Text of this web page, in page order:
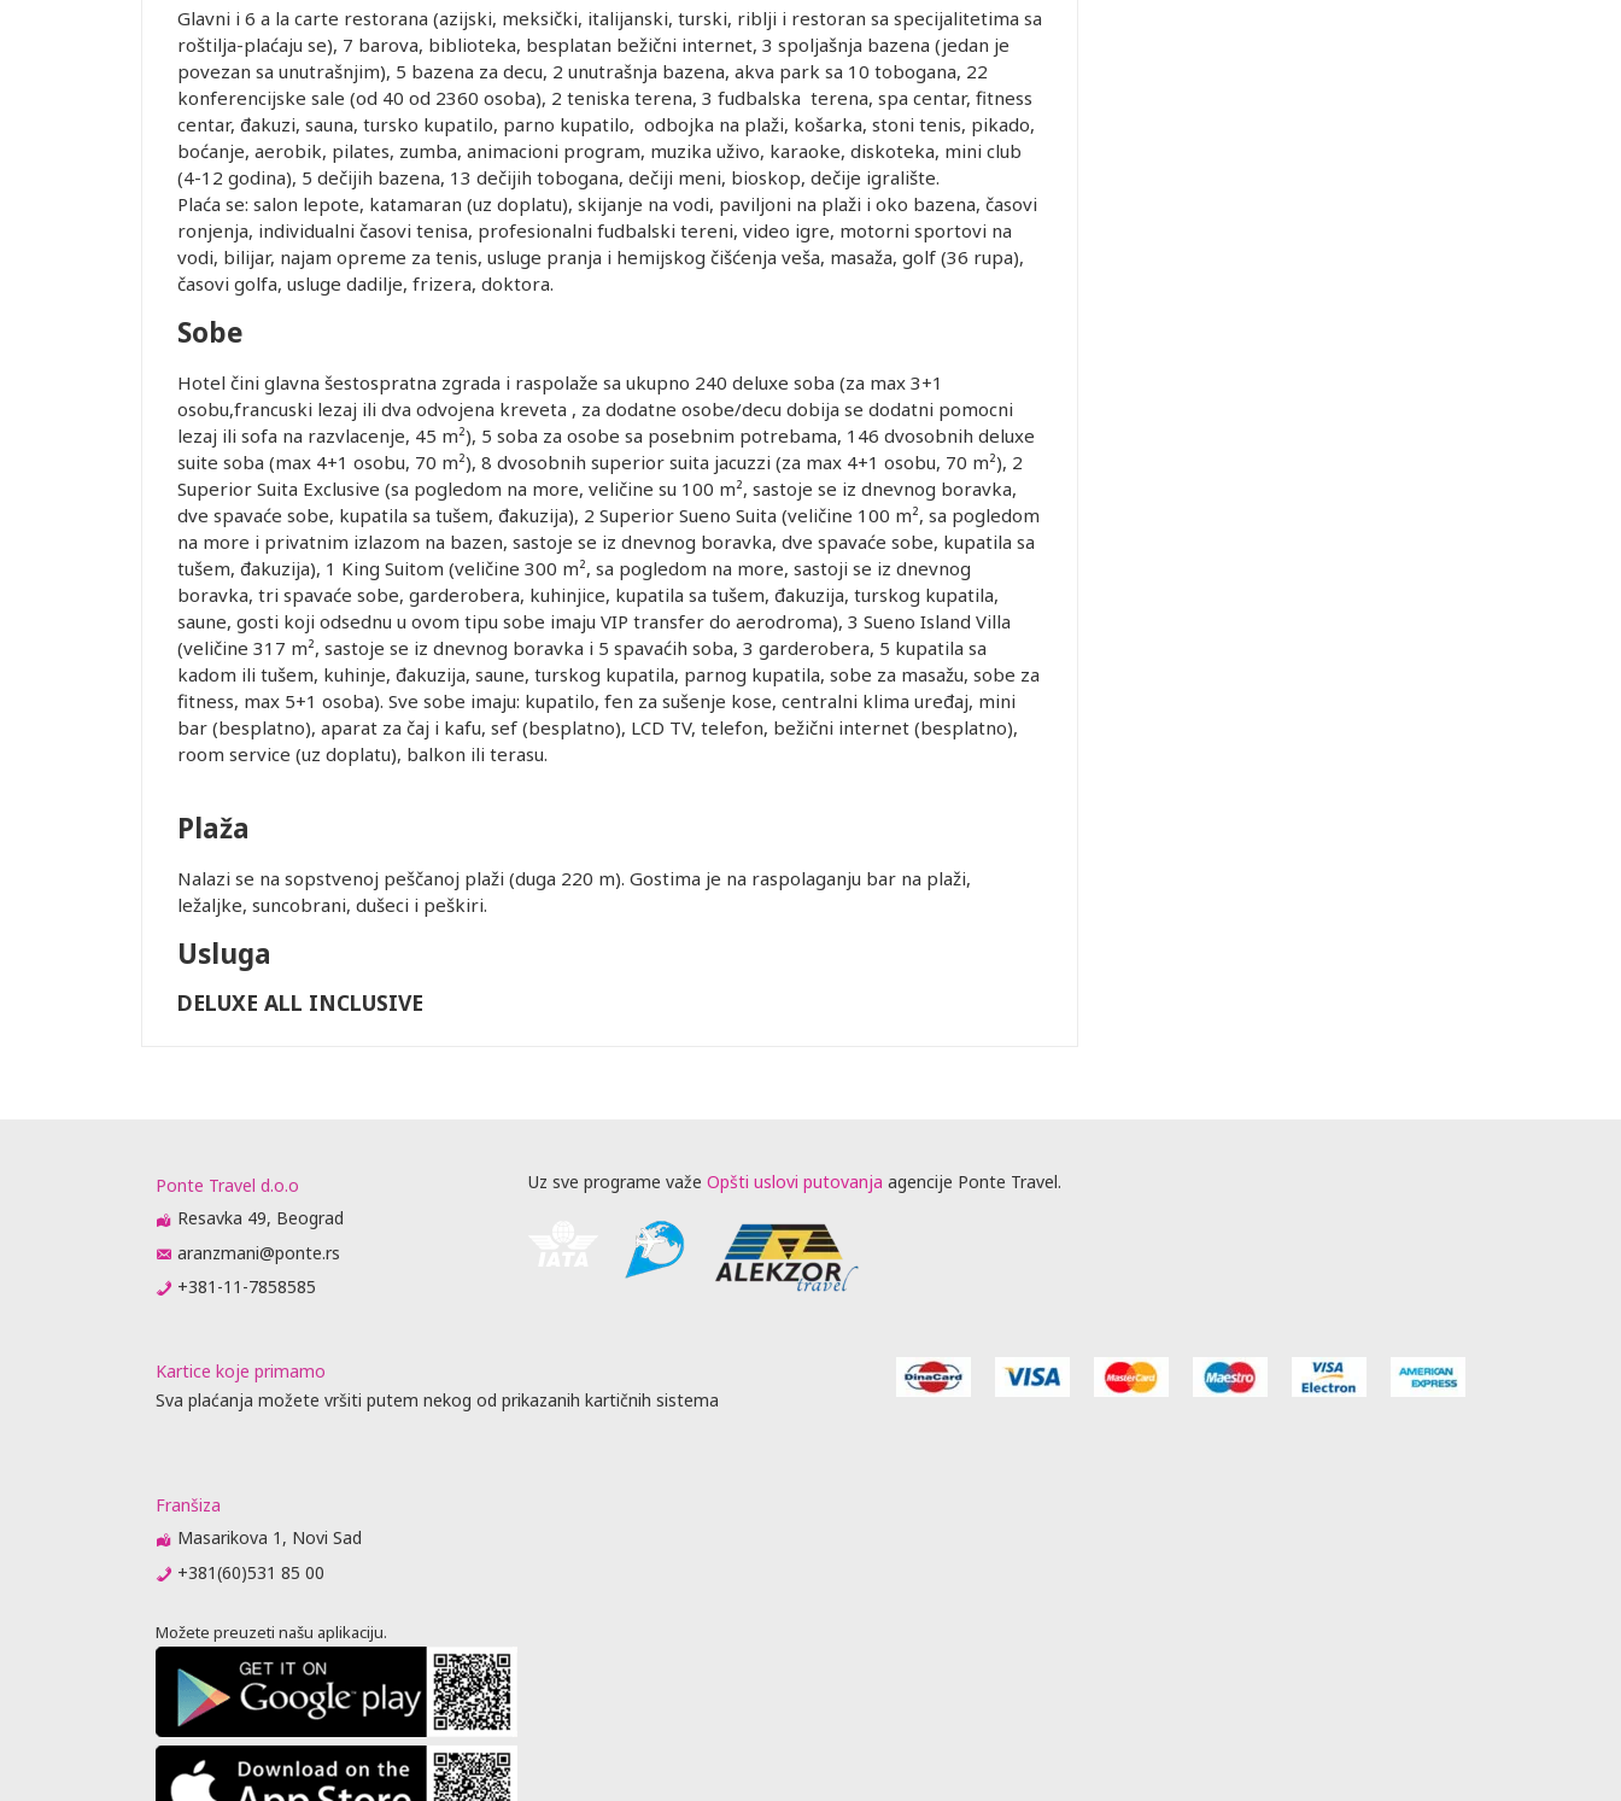
Glavni i 6 a la carte restorana (azijski, meksički, italijanski, turski, riblji i restoran sa specijalitetima sa
roštilja-plaćaju se), 7 barova, biblioteka, besplatan bežični internet, 3 spoljašnja bazena (jedan je
povezan sa unutrašnjim), 5 bazena za decu, 2 unutrašnja bazena, akva park sa 10 tobogana, 22
konferencijske sale (od 40 od 2360 osoba), 2 teniska terena, 3 fudbalska terena, spa centar, fitness
centar, đakuzi, sauna, tursko kupatilo, parno kupatilo, odbojka na plaži, košarka, stoni tenis, pikado,
boćanje, aerobik, pilates, zumba, animacioni program, muzika uživo, karaoke, diskoteka, mini club
(4-12 godina), 5 dečijih bazena, 13 dečijih tobogana, dečiji meni, bioskop, dečije igralište.
Plaća se: salon lepote, katamaran (uz doplatu), skijanje na vodi, paviljoni na plaži i oko bazena, časovi
ronjenja, individualni časovi tenisa, profesionalni fudbalski tereni, video igre, motorni sportovi na
vodi, bilijar, najam opreme za tenis, usluge pranja i hemijskog čišćenja veša, masaža, golf (36 rupa),
časovi golfa, usluge dadilje, frizera, doktora.
Sobe
Hotel čini glavna šestospratna zgrada i raspolaže sa ukupno 240 deluxe soba (za max 3+1
osobu,francuski lezaj ili dva odvojena kreveta , za dodatne osobe/decu dobija se dodatni pomocni
lezaj ili sofa na razvlacenje, 45 m²), 5 soba za osobe sa posebnim potrebama, 146 dvosobnih deluxe
suite soba (max 4+1 osobu, 70 m²), 8 dvosobnih superior suita jacuzzi (za max 4+1 osobu, 70 m²), 2
Superior Suita Exclusive (sa pogledom na more, veličine su 100 m², sastoje se iz dnevnog boravka,
dve spavaće sobe, kupatila sa tušem, đakuzija), 2 Superior Sueno Suita (veličine 100 m², sa pogledom
na more i privatnim izlazom na bazen, sastoje se iz dnevnog boravka, dve spavaće sobe, kupatila sa
tušem, đakuzija), 1 King Suitom (veličine 300 m², sa pogledom na more, sastoji se iz dnevnog
boravka, tri spavaće sobe, garderobera, kuhinjice, kupatila sa tušem, đakuzija, turskog kupatila,
saune, gosti koji odsednu u ovom tipu sobe imaju VIP transfer do aerodroma), 3 Sueno Island Villa
(veličine 317 m², sastoje se iz dnevnog boravka i 5 spavaćih soba, 3 garderobera, 5 kupatila sa
kadom ili tušem, kuhinje, đakuzija, saune, turskog kupatila, parnog kupatila, sobe za masažu, sobe za
fitness, max 5+1 osoba). Sve sobe imaju: kupatilo, fen za sušenje kose, centralni klima uređaj, mini
bar (besplatno), aparat za čaj i kafu, sef (besplatno), LCD TV, telefon, bežični internet (besplatno),
room service (uz doplatu), balkon ili terasu.
Plaža
Nalazi se na sopstvenoj peščanoj plaži (duga 220 m). Gostima je na raspolaganju bar na plaži,
ležaljke, suncobrani, dušeci i peškiri.
Usluga
DELUXE ALL INCLUSIVE
Ponte Travel d.o.o
Resavka 49, Beograd
aranzmani@ponte.rs
+381-11-7858585
Uz sve programe važe Opšti uslovi putovanja agencije Ponte Travel.
Kartice koje primamo
Sva plaćanja možete vršiti putem nekog od prikazanih kartičnih sistema
Franšiza
Masarikova 1, Novi Sad
+381(60)531 85 00
Možete preuzeti našu aplikaciju.